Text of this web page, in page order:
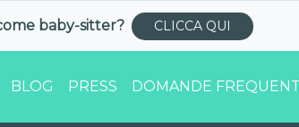
baby-sitter? CLICCA QUI
BLOG PRESS DOMANDE